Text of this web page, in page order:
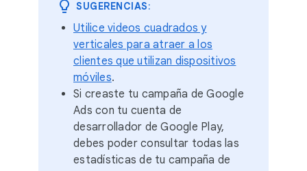
SUGERENCIAS:
Utilice videos cuadrados y
verticales para atraer a los
clientes que utilizan dispositivos
móviles.
Si creaste tu campaña de Google
Ads con tu cuenta de
desarrollador de Google Play,
debes poder consultar todas las
estadísticas de tu campaña de